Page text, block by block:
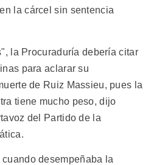
la cárcel sin sentencia
la Procuraduría debería citar
para aclarar su
de Ruiz Massieu, pues la
tiene mucho peso, dijo
del Partido de la
desempeñaba la